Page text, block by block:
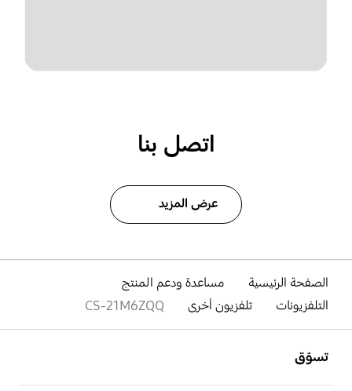
اتصل بنا
عرض المزيد
الصفحة الرئيسية
مساعدة ودعم المنتج
التلفزيونات
تلفزيون أخرى CS-21M6ZQQ
تسوّق